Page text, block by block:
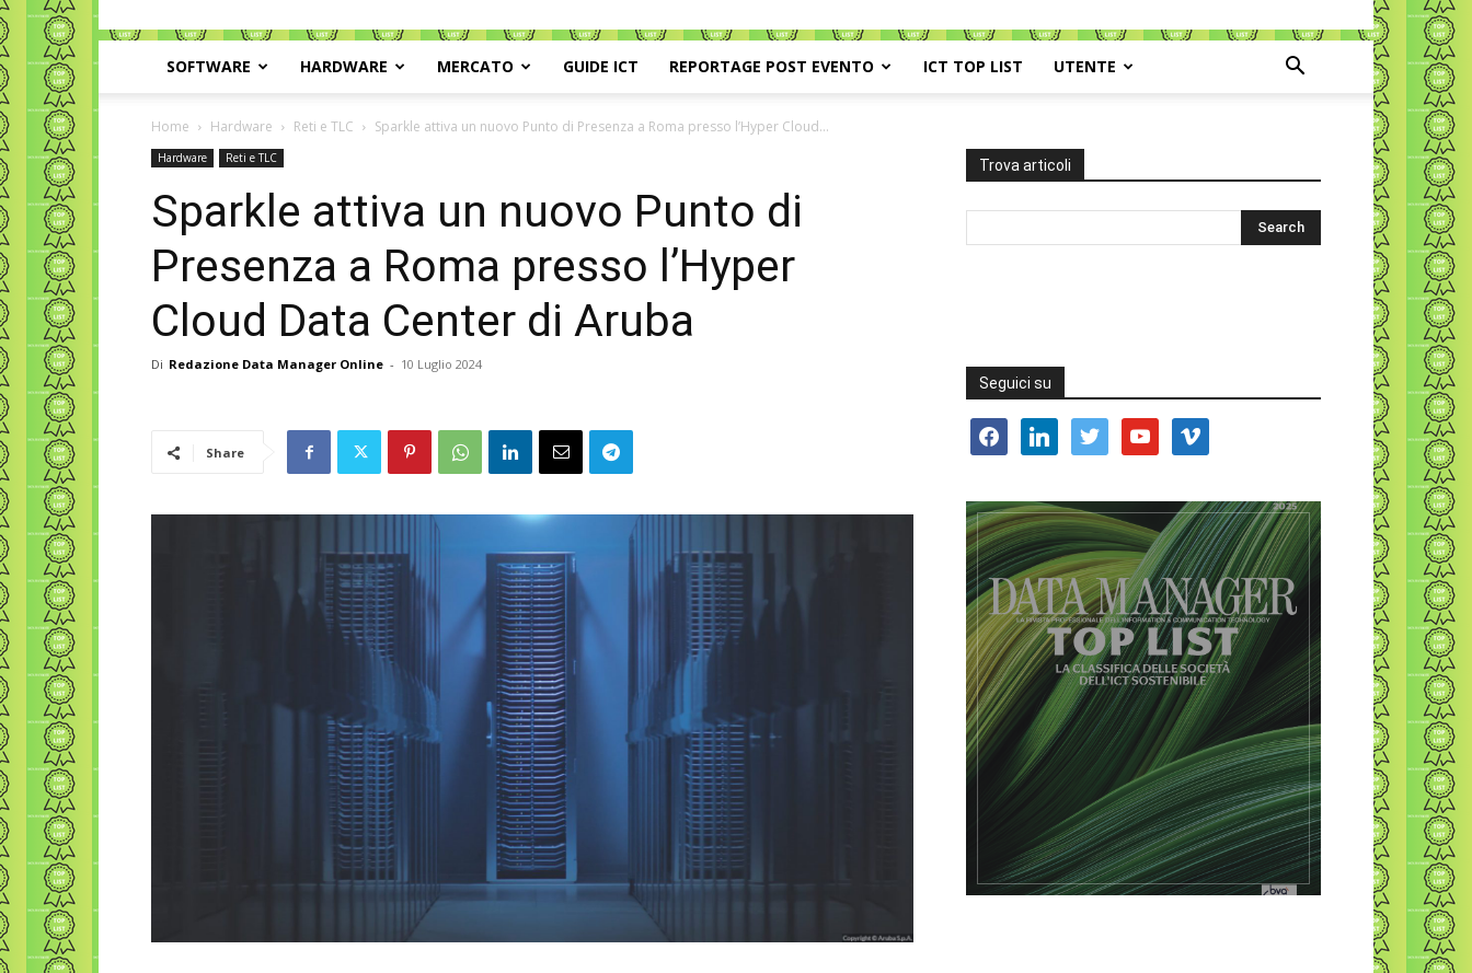
SOFTWARE HARDWARE MERCATO GUIDE ICT REPORTAGE POST EVENTO ICT TOP LIST UTENTE
Home Hardware Reti e TLC Sparkle attiva un nuovo Punto di Presenza a Roma presso l’Hyper Cloud...
Hardware Reti e TLC
Sparkle attiva un nuovo Punto di
Presenza a Roma presso l’Hyper
Cloud Data Center di Aruba
Di Redazione Data Manager Online - 10 Luglio 2024
Share
Trova articoli
Seguici su
facebooklinkedin twitter youtube vimeo